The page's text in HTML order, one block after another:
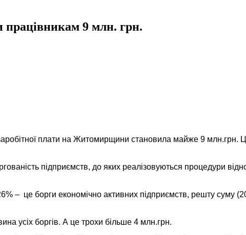
9 млн. грн.
плати на Житомирщини становила майже 9 млн.грн.
підприємств, до яких реалізовуються процедури
– це борги економічно активних підприємств, решту суму
усіх боргів. А це трохи більше 4 млн.грн.